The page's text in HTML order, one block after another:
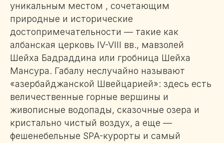
уникальным местом , сочетающим
природные и исторические
достопримечательности — такие как
албанская церковь IV-VIII вв., мавзолей
Шейха Бадраддина или гробница Шейха
Мансура. Габалу неслучайно называют
«азербайджанской Швейцарией»: здесь есть
величественные горные вершины и
живописные водопады, сказочные озера и
кристально чистый воздух, а еще —
фешенебельные SPA-курорты и самый